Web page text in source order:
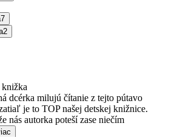
7
2
dcérka milujú čítanie z tejto pútavo
je to TOP našej detskej knižnice.
nás autorka poteší zase niečím